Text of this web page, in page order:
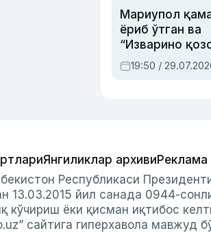
Мариупол
ёриб ўтган ва
“Изварино
чиққан
Украина
19:50 /
Янгиликлар архивиРеклама
Республикаси
13.03.2015 йил санада 0944-
кўчириш ёки қисман иқтибос
сайтига гиперхавола мавжуд